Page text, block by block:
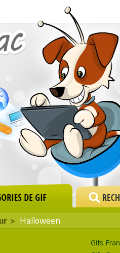
> Halloween
Gifs